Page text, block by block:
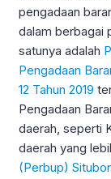
pengadaan
dalam berbagai
satunya adalah
Pengadaan
12 Tahun 2019
Pengadaan
daerah, seperti
daerah yang
(Perbup)